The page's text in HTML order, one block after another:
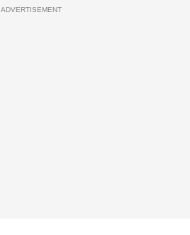
ADVERTISEMENT